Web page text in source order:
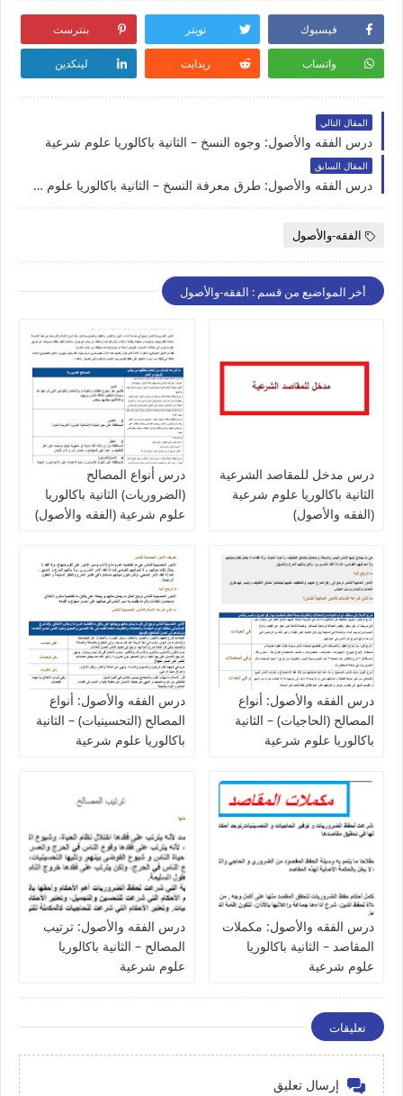
فيسبوك تويتر بنترست
واتساب ريدايت لينكدين
المقال التالي
درس الفقه والأصول: وجوه النسخ – الثانية باكالوريا علوم شرعية
المقال السابق
درس الفقه والأصول: طرق معرفة النسخ – الثانية باكالوريا علوم شرعية
الفقه-والأصول
أخر المواضيع من قسم : الفقه-والأصول
درس مدخل للمقاصد الشرعية
الثانية باكالوريا علوم شرعية
(الفقه والأصول)
درس أنواع المصالح
(الضروريات) الثانية باكالوريا
علوم شرعية (الفقه والأصول)
درس الفقه والأصول: أنواع
المصالح (الحاجيات) – الثانية
باكالوريا علوم شرعية
درس الفقه والأصول: أنواع
المصالح (التحسينيات) – الثانية
باكالوريا علوم شرعية
درس الفقه والأصول: مكملات
المقاصد – الثانية باكالوريا
علوم شرعية
درس الفقه والأصول: ترتيب
المصالح – الثانية باكالوريا
علوم شرعية
تعليقات
إرسال تعليق